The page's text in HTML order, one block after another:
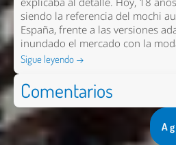
siendo la referencia del mochi
España, frente a las versiones
inundado el mercado con la
Sigue leyendo →
Comentarios